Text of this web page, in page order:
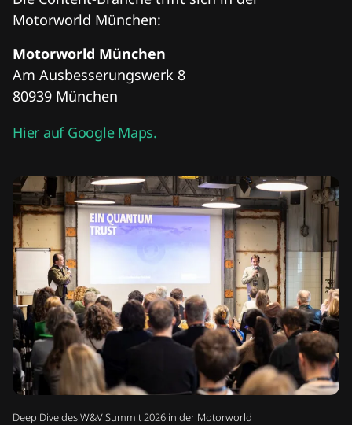
Deep Dive des W&V Summit 2026 in der Motorworld
Motorworld München:
Motorworld München
Am Ausbesserungswerk 8
80939 München
Hier auf Google Maps.